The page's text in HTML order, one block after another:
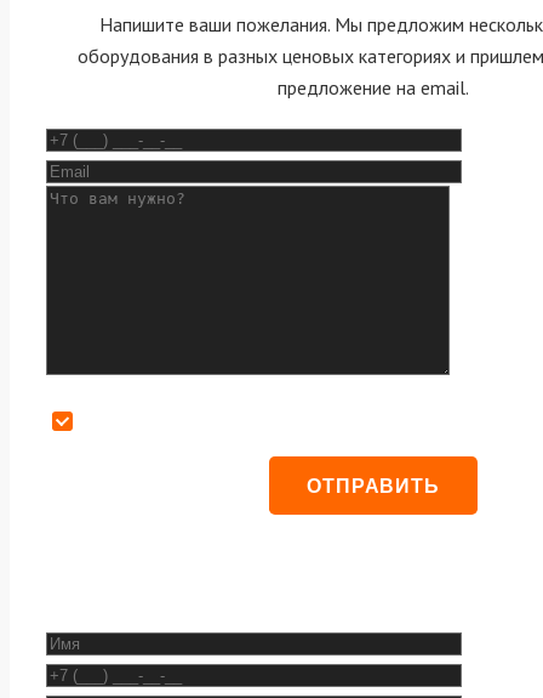
Напишите ваши пожелания. Мы предложим
оборудования в разных ценовых категориях и
предложение на email.